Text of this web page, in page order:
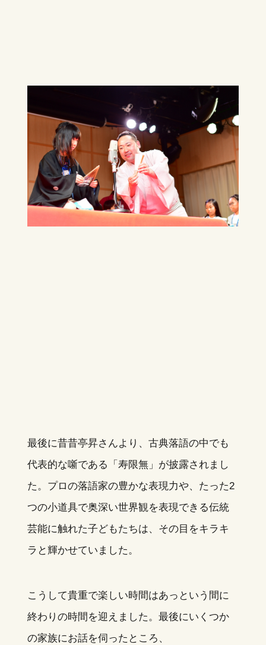
最後に昔昔亭昇さんより、古典落語の中でも
代表的な噺である「寿限無」が披露されまし
た。プロの落語家の豊かな表現力や、たった2
つの小道具で奥深い世界観を表現できる伝統
芸能に触れた子どもたちは、その目をキラキ
ラと輝かせていました。
こうして貴重で楽しい時間はあっという間に
終わりの時間を迎えました。最後にいくつか
の家族にお話を伺ったところ、